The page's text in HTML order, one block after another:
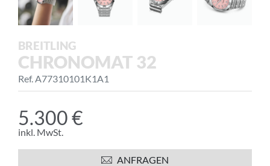
BREITLING
CHRONOMAT 32
Ref. A77310101K1A1
5.300 €
inkl. MwSt.
ANFRAGEN